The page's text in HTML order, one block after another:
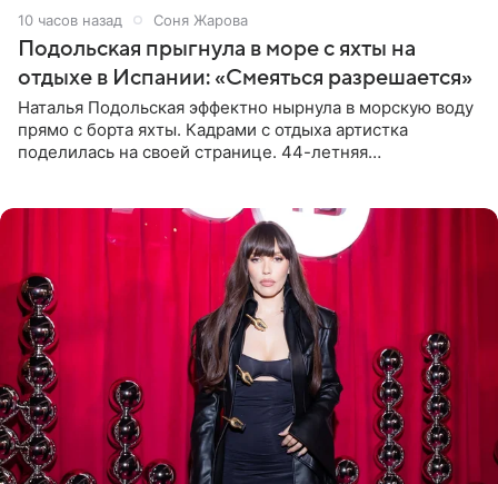
10 часов назад Соня Жарова
Подольская прыгнула в море с яхты на
отдыхе в Испании: «Смеяться разрешается»
Наталья Подольская эффектно нырнула в морскую воду
прямо с борта яхты. Кадрами с отдыха артистка
поделилась на своей странице. 44-летняя